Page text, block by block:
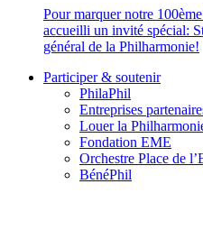
Pour marquer notre
accueilli un invité spécial:
général de la Philharmonie!
Participer & soutenir
PhilaPhil
Entreprises
Louer la
Fondation EME
Orchestre Place de
BénéPhil